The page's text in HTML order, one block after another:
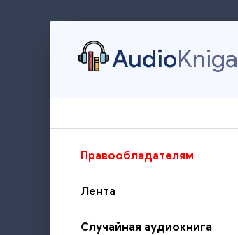
AudioKniga
Правообладателям
Лента
Случайная аудиокнига